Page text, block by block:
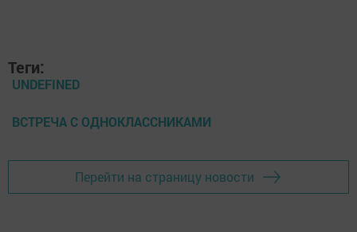
Теги:
UNDEFINED
ВСТРЕЧА С ОДНОКЛАССНИКАМИ
Перейти на страницу новости